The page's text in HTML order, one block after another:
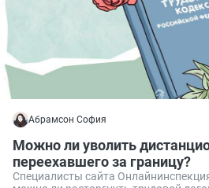
Абрамсон София
Можно ли уволить
переехавшего за границу?
Специалисты сайта